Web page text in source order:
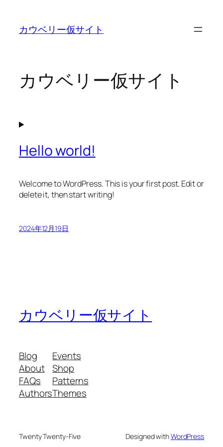
カウベリー仮サイト
カウベリー仮サイト
Hello world!
Welcome to WordPress. This is your first post. Edit or
delete it, then start writing!
2024年12月19日
カウベリー仮サイト
Blog
About
FAQs
Authors
Events
Shop
Patterns
Themes
Twenty Twenty-Five Designed withWordPress